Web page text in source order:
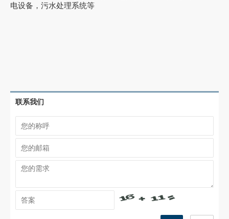
电设备，污水处理系统等
联系我们